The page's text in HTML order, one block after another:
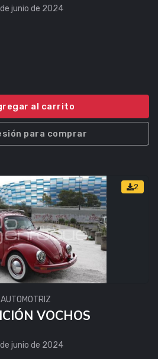
junio de 2024
al carrito
para comprar
2
AUTOMOTRIZ
VOCHOS
junio de 2024